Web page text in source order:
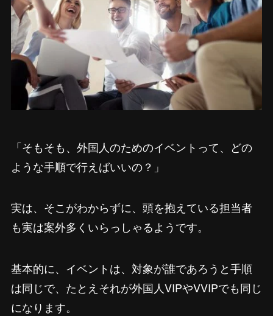
「そもそも、外国人のためのイベントって、どの
ような手順で行えばいいの？」
実は、そこがわからずに、頭を抱えている担当者
も実は案外多くいらっしゃるようです。
基本的に、イベントは、対象が誰であろうと手順
は同じで、たとえそれが外国人VIPやVVIPでも同じ
になります。